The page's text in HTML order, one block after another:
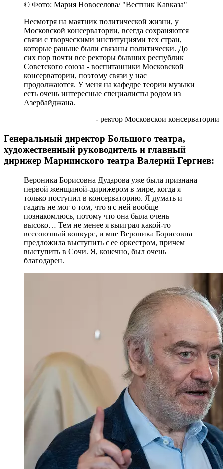
© Фото: Мария Новоселова/ "Вестник Кавказа"
Несмотря на маятник политической жизни, у
Московской консерватории, всегда сохраняются
связи с творческими институциями тех стран,
которые раньше были связаны политически. До
сих пор почти все ректоры бывших республик
Советского союза - воспитанники Московской
консерватории, поэтому связи у нас
продолжаются. У меня на кафедре теории музыки
есть очень интересные специалисты родом из
Азербайджана.
- ректор Московской консерватории
Генеральный директор Большого театра,
художественный руководитель и главный
дирижер Мариинского театра Валерий Гергиев:
Вероника Борисовна Дударова уже была признана
первой женщиной-дирижером в мире, когда я
только поступил в консерваторию. Я думать и
гадать не мог о том, что я с ней вообще
познакомлюсь, потому что она была очень
высоко… Тем не менее я выиграл какой-то
всесоюзный конкурс, и мне Вероника Борисовна
предложила выступить с ее оркестром, причем
выступить в Сочи. Я, конечно, был очень
благодарен.